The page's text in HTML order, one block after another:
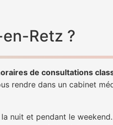
Retz ?
de consultations
rendre dans un cabinet
nuit et pendant le